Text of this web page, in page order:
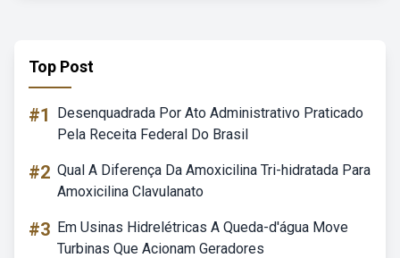
Top Post
#1
Desenquadrada Por Ato Administrativo Praticado
Pela Receita Federal Do Brasil
#2 Qual A Diferença Da Amoxicilina Tri-hidratada Para
Amoxicilina Clavulanato
#3 Em Usinas Hidrelétricas A Queda-d'água Move
Turbinas Que Acionam Geradores